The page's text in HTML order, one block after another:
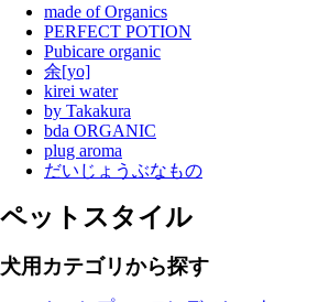
made of Organics
PERFECT POTION
Pubicare organic
余[yo]
kirei water
by Takakura
bda ORGANIC
plug aroma
だいじょうぶなもの
ペットスタイル
犬用カテゴリから探す